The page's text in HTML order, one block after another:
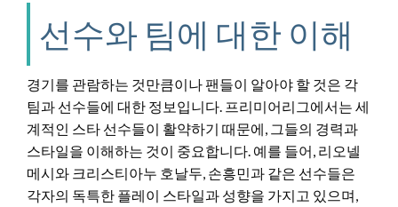
선수와 팀에 대한 이해
경기를 관람하는 것만큼이나 팬들이 알아야 할 것은 각
팀과 선수들에 대한 정보입니다. 프리미어리그에서는 세
계적인 스타 선수들이 활약하기 때문에, 그들의 경력과
스타일을 이해하는 것이 중요합니다. 예를 들어, 리오넬
메시와 크리스티아누 호날두, 손흥민과 같은 선수들은
각자의 독특한 플레이 스타일과 성향을 가지고 있으며,